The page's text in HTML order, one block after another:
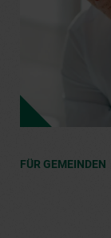
FÜR GEMEINDEN